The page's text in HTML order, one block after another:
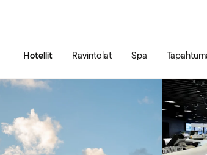
Hotellit Ravintolat Spa